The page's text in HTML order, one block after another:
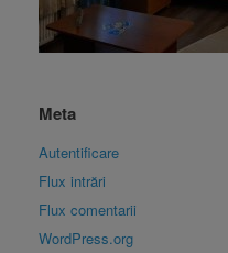
Meta
Autentificare
Flux intrări
Flux comentarii
WordPress.org